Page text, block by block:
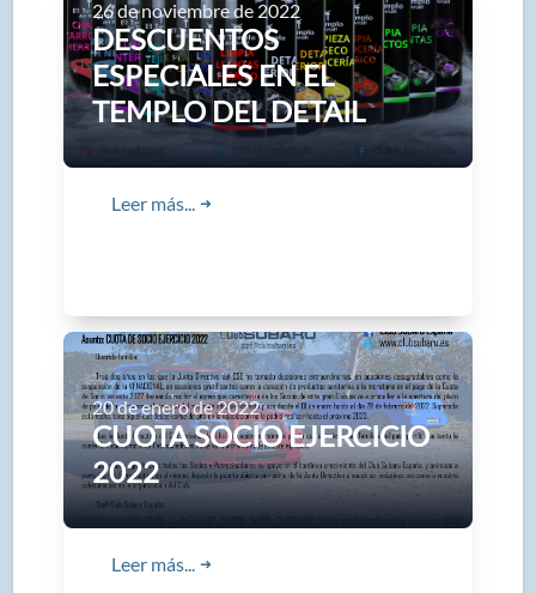
DESCUENTOS
ESPECIALES EN EL
TEMPLO DEL DETAIL
26 de noviembre de 2022
Leer más... ➜
CUOTA SOCIO EJERCICIO
2022
20 de enero de 2022
Leer más... ➜